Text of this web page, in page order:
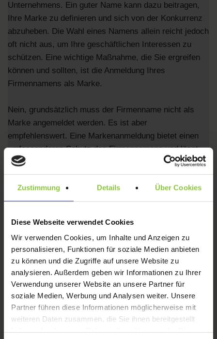
Zustimmung Details Über Cookies
Diese Webseite verwendet Cookies
Wir verwenden Cookies, um Inhalte und Anzeigen zu
personalisieren, Funktionen für soziale Medien anbieten
zu können und die Zugriffe auf unsere Website zu
analysieren. Außerdem geben wir Informationen zu Ihrer
Verwendung unserer Website an unsere Partner für
soziale Medien, Werbung und Analysen weiter. Unsere
Partner führen diese Informationen möglicherweise mit
weiteren Daten zusammen, die Sie ihnen bereitgestellt
Unternehmens. Ein guter Name kann dazu beitragen,
Ihre Marke zu definieren und sich von der Konkurrenz
abzuheben. Die Wahl eines Namens allein reicht jedoch
oft nicht aus, um Ihre geschäftlichen Interessen zu
schützen. Eine wichtige Maßnahme, die Sie ergreifen
können und sollten, ist die Anmeldung Ihres
Firmennamens als Marke.
Nein, grundsätzlich muss der Firmenname nicht als
Marke angemeldet werden. Es ist aber
empfehlenswert. Eine Markenanmeldung bietet einen
umfassenderen Schutz des Firmennamens und lässt
insbesondere hinsichtlich der erfassten Waren und
Dienstleistungen mehr Spielraum, vor allem im Hinblick
auf zukünftige Entwicklungen. Der Schutz des
Firmennamens allein ist immer auf den Bereich
aktuell abdeckt. So können schnell Bereiche wegfallen,
wenn die entsprechenden Waren oder Dienstleistungen
nicht (mehr) angeboten werden. Kommt es zu einer
markenrechtlichen Auseinandersetzung mit einer
jüngeren Marke oder einer neuen Firma, kann zum
Nachweis des Markenschutzes bei einer eingetragenen
Marke auf die Markenurkunde bzw. das Markenregister
verwiesen werden. Kann „nur“ auf die Firma abgestellt
werden, muss genau nachgewiesen werden, seit wann